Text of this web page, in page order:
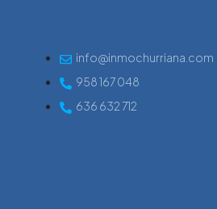
info@inmochurriana.com
958 167 048
636 632 712